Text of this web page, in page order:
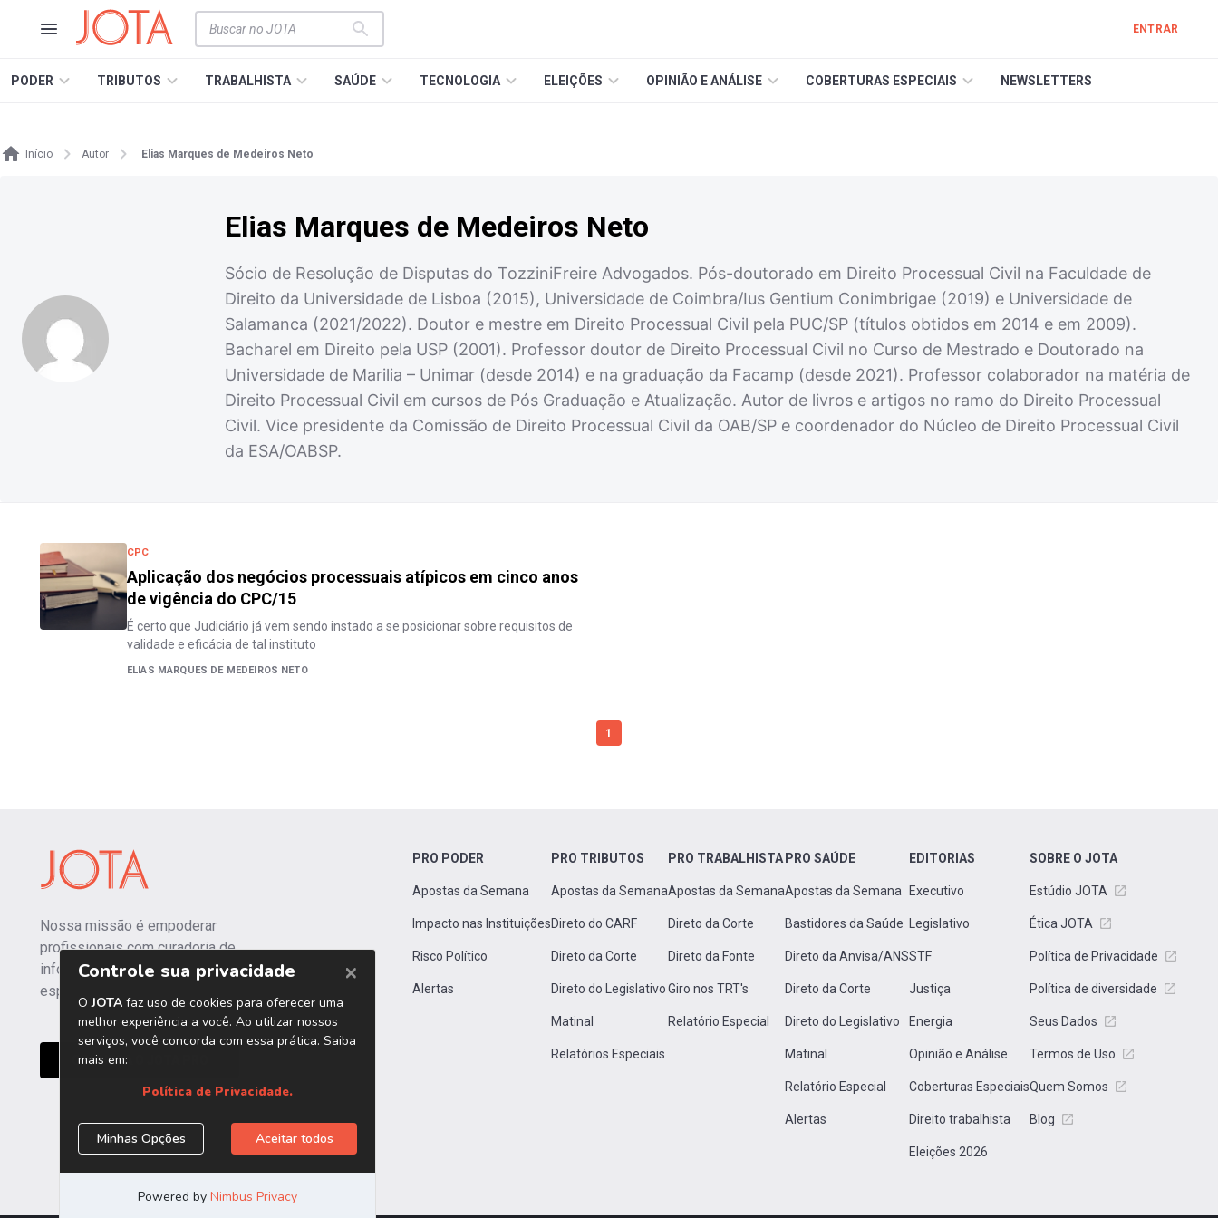
ENTRAR
PODER TRIBUTOS TRABALHISTA SAÚDE TECNOLOGIA ELEIÇÕES OPINIÃO E ANÁLISE COBERTURAS ESPECIAIS NEWSLETTERS
Início Autor Elias Marques de Medeiros Neto
Elias Marques de Medeiros Neto
Sócio de Resolução de Disputas do TozziniFreire Advogados. Pós-doutorado em Direito Processual Civil na Faculdade de
Direito da Universidade de Lisboa (2015), Universidade de Coimbra/Ius Gentium Conimbrigae (2019) e Universidade de
Salamanca (2021/2022). Doutor e mestre em Direito Processual Civil pela PUC/SP (títulos obtidos em 2014 e em 2009).
Bacharel em Direito pela USP (2001). Professor doutor de Direito Processual Civil no Curso de Mestrado e Doutorado na
Universidade de Marilia – Unimar (desde 2014) e na graduação da Facamp (desde 2021). Professor colaborador na matéria de
Direito Processual Civil em cursos de Pós Graduação e Atualização. Autor de livros e artigos no ramo do Direito Processual
Civil. Vice presidente da Comissão de Direito Processual Civil da OAB/SP e coordenador do Núcleo de Direito Processual Civil
da ESA/OABSP.
CPC
Aplicação dos negócios processuais atípicos em cinco anos
de vigência do CPC/15
É certo que Judiciário já vem sendo instado a se posicionar sobre requisitos de
validade e eficácia de tal instituto
ELIAS MARQUES DE MEDEIROS NETO
1
Nossa missão é empoderar
profissionais com curadoria de
informações independentes e
especializadas.
CONHEÇA O JOTA PRO
PRO PODER
Apostas da Semana
Impacto nas Instituições
Risco Político
Alertas
PRO TRIBUTOS
Apostas da Semana
Direto do CARF
Direto da Corte
Direto do Legislativo
Matinal
Relatórios Especiais
PRO TRABALHISTA
Apostas da Semana
Direto da Corte
Direto da Fonte
Giro nos TRT's
Relatório Especial
PRO SAÚDE
Apostas da Semana
Bastidores da Saúde
Direto da Anvisa/ANS
Direto da Corte
Direto do Legislativo
Matinal
Relatório Especial
Alertas
EDITORIAS
Executivo
Legislativo
STF
Justiça
Energia
Opinião e Análise
Coberturas Especiais
Direito trabalhista
Eleições 2026
SOBRE O JOTA
Estúdio JOTA
Ética JOTA
Política de Privacidade
Política de diversidade
Seus Dados
Termos de Uso
Quem Somos
Blog